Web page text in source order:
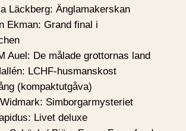
Änglamakerskan
Grand final i
De målade grottornas land
LCHF-husmanskost
(kompaktutgåva)
Simborgarmysteriet
Livet deluxe